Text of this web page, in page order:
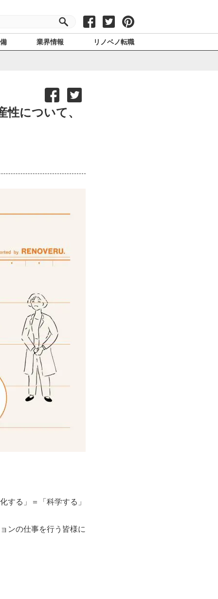
業界情報 リノベノ転職
について、
する」＝「科学する」
ンの仕事を行う皆様に